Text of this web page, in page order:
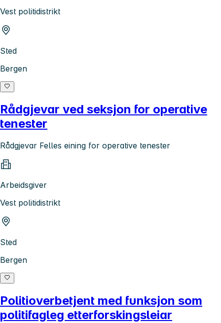
Vest politidistrikt
Sted
Bergen
Rådgjevar ved seksjon for operative
tenester
Rådgjevar Felles eining for operative tenester
Arbeidsgiver
Vest politidistrikt
Sted
Bergen
Politioverbetjent med funksjon som
politifagleg etterforskingsleiar